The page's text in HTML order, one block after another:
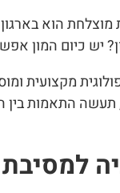
מוצלחת הוא
יש כיום המון
מקצועית
התאמות בין
למסיבת